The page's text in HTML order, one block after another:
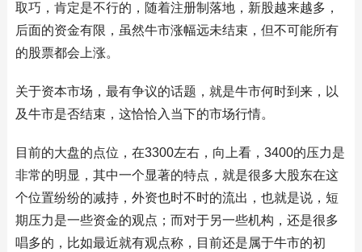
取巧，肯定是不行的，随着注册制落地，新股越来越多，
后面的资金有限，虽然牛市涨幅远未结束，但不可能所有
的股票都会上涨。
关于资本市场，最有争议的话题，就是牛市何时到来，以
及牛市是否结束，这恰恰入当下的市场行情。
目前的大盘的点位，在3300左右，向上看，3400的压力是
非常的明显，其中一个显著的特点，就是很多大股东在这
个位置纷纷的减持，外资也时不时的流出，也就是说，短
期压力是一些资金的观点；而对于另一些机构，还是很多
唱多的，比如最近就有观点称，目前还是属于牛市的初